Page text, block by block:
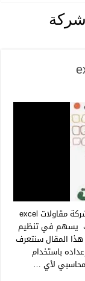
دليل حسابات لشركة مقاولات excel دليل حسابات لشركة مقاولات excel
يسهم في تنظيم
المقال سنتعرف
باستخدام